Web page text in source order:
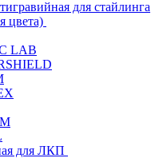
для стайлинга
цвета)
LAB
для ЛКП